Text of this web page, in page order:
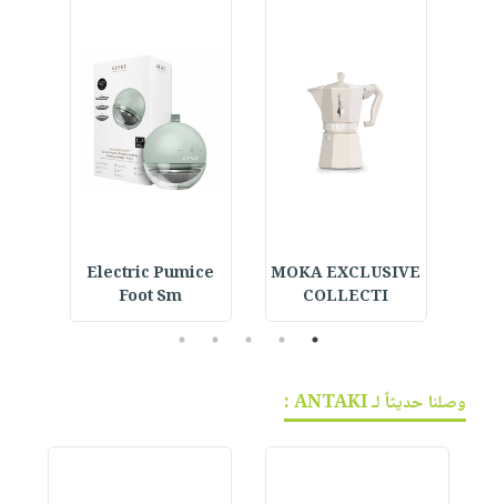
MOKA EXCLUSIVE
COLLECTI
Electric Pumice
Foot Sm
1
2
3
4
5
وصلنا حديثاً لـ ANTAKI :